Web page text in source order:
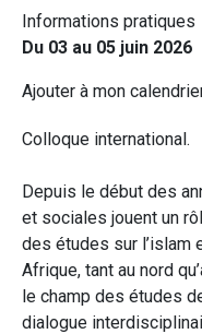
Informations pratiques
Du 03 au 05 juin 2026
Ajouter à mon
Colloque international.
Depuis le début des
et sociales jouent un
des études sur l’islam
Afrique, tant au nord
le champ des études
dialogue